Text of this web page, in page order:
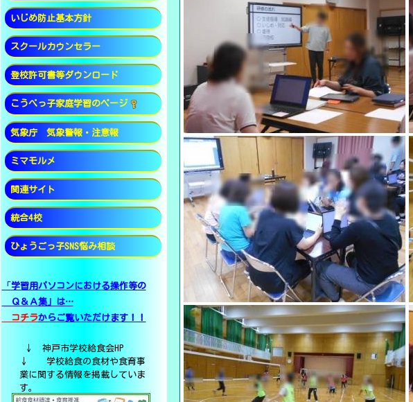
いじめ防止基本方針
スクールカウンセラー
登校許可書等ダウンロード
こうべっ子家庭学習のページ
気象庁 気象警報・注意報
ミマモルメ
関連サイト
統合4校
ひょうごっ子SNS悩み相談
「 学習用パソコンにおける操作等の
Ｑ＆Ａ集」は…
コチラからご覧いただけます！！
↓ 神戸市学校給食会HP
↓ 学校給食の食材や食育事
業に関する情報を掲載していま
す。
警報発表時の登下校と地震発生時の対応について